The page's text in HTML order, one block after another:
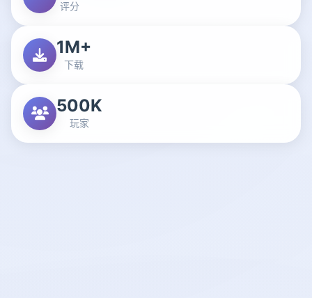
评分
1M+
下载
500K
玩家